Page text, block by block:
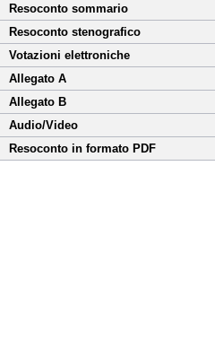
Resoconto sommario
Resoconto stenografico
Votazioni elettroniche
Allegato A
Allegato B
Audio/Video
Resoconto in formato PDF